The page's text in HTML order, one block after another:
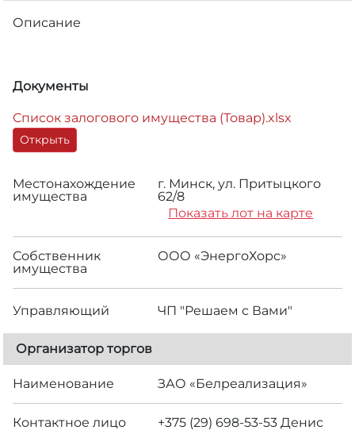
Описание
Документы
Список залогового имущества (Товар).xlsx
Открыть
Местонахождение
имущества
г. Минск, ул. Притыцкого
62/8
Показать лот на карте
Собственник
имущества
ООО «ЭнергоХорс»
Управляющий ЧП "Решаем с Вами"
Организатор торгов
Наименование ЗАО «Белреализация»
Контактное лицо +375 (29) 698-53-53 Денис